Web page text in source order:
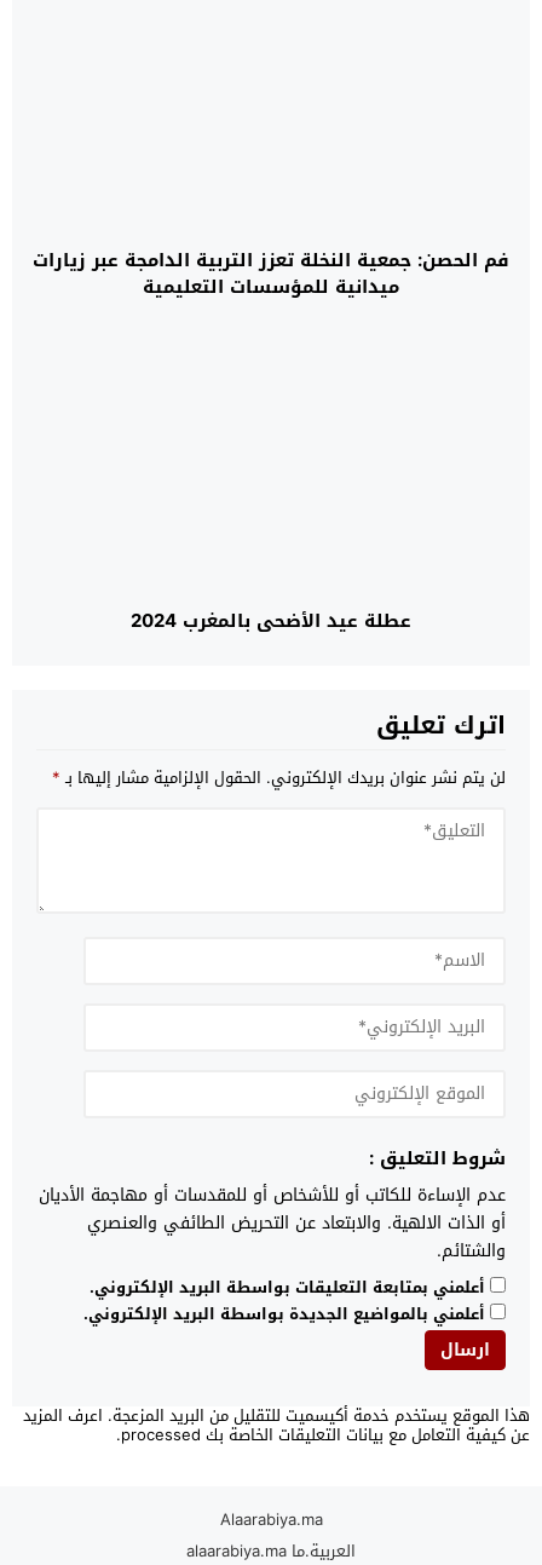
فم الحصن: جمعية النخلة تعزز التربية الدامجة عبر زيارات
ميدانية للمؤسسات التعليمية
عطلة عيد الأضحى بالمغرب 2024
اترك تعليق
لن يتم نشر عنوان بريدك الإلكتروني. الحقول الإلزامية مشار إليها بـ*
شروط التعليق :
عدم الإساءة للكاتب أو للأشخاص أو للمقدسات أو مهاجمة الأديان
أو الذات الالهية. والابتعاد عن التحريض الطائفي والعنصري
والشتائم.
أعلمني بمتابعة التعليقات بواسطة البريد الإلكتروني.
أعلمني بالمواضيع الجديدة بواسطة البريد الإلكتروني.
هذا الموقع يستخدم خدمة أكيسميت للتقليل من البريد المزعجة. اعرف المزيد
عن كيفية التعامل مع بيانات التعليقات الخاصة بك processed .
Alaarabiya.ma
العربية.ما alaarabiya.ma